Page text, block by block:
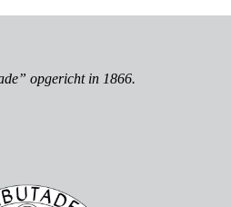
opgericht in 1866.